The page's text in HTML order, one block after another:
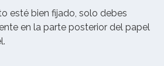
esté bien fijado, solo debes
en la parte posterior del papel